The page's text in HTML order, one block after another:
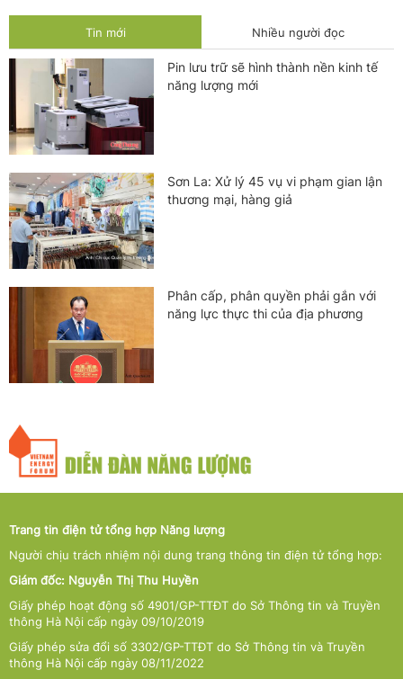
Tin mới Nhiều người đọc
Pin lưu trữ sẽ hình thành nền kinh tế
năng lượng mới
Sơn La: Xử lý 45 vụ vi phạm gian lận
thương mại, hàng giả
Phân cấp, phân quyền phải gắn với
năng lực thực thi của địa phương
Trang tin điện tử tổng hợp Năng lượng
Người chịu trách nhiệm nội dung trang thông tin điện tử tổng hợp:
Giám đốc: Nguyễn Thị Thu Huyền
Giấy phép hoạt động số 4901/GP-TTĐT do Sở Thông tin và Truyền
thông Hà Nội cấp ngày 09/10/2019
Giấy phép sửa đổi số 3302/GP-TTĐT do Sở Thông tin và Truyền
thông Hà Nội cấp ngày 08/11/2022